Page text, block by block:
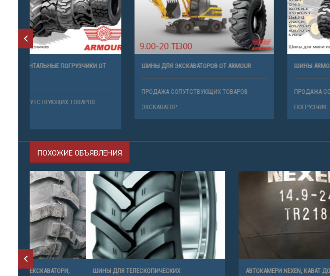
ШИНЫ НА ФРОНТАЛЬНЫЕ ПОГРУЗЧИКИ ОТ
ПРОДАЖА СОПУТСТВУЮЩИХ ТОВАРОВ
ШИНЫ ДЛЯ ЭКСКАВАТОРОВ ОТ ARMOUR
ПРОДАЖА СОПУТСТВУЮЩИХ ТОВАРОВ
ПОХОЖИЕ ОБЪЯВЛЕНИЯ
ШИНЫ ДЛЯ ТЕЛЕСКОПИЧЕСКИХ
АВТОКАМЕРИ NEXEN, KABAT ДО ШИН НА